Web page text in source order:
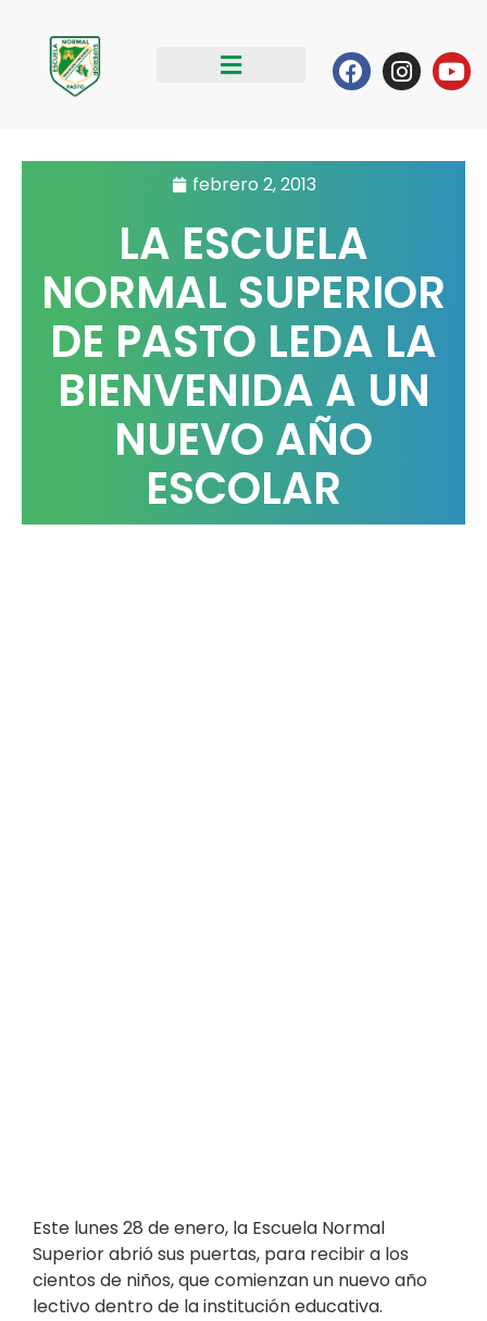
contenido
Facebook
febrero 2, 2013
LA ESCUELA
NORMAL SUPERIOR
DE PASTO LEDA LA
BIENVENIDA A UN
NUEVO AÑO
ESCOLAR
Este lunes 28 de enero, la Escuela Normal
Superior abrió sus puertas, para recibir a los
cientos de niños, que comienzan un nuevo año
lectivo dentro de la institución educativa.